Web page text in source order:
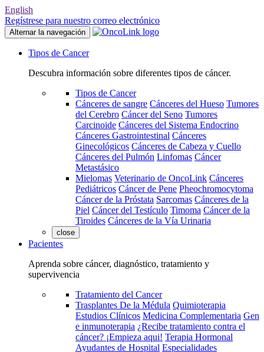
English
Regístrese para nuestro correo electrónico
Alternar la navegación
Tipos de Cancer
Descubra información sobre diferentes tipos de cáncer.
Tipos de Cancer
Cánceres de sangre Cánceres del Hueso Tumores
del Cerebro Cáncer del Seno Tumores
Carcinoide Cánceres del Sistema Endocrino
Cánceres Gastrointestinal Cánceres
Ginecológicos Cánceres de Cabeza y Cuello
Cánceres del Pulmón Linfomas Cáncer
Metastásico
Mielomas Veterinario de OncoLink Cánceres
Pediátricos Cáncer de Pene Pheochromocytoma
Cáncer de la Próstata Sarcomas Cánceres de la
Piel Cáncer del Testículo Timoma Cáncer de la
Tiroides Cánceres de la Vía Urinaria
close
Pacientes
Aprenda sobre cáncer, diagnóstico, tratamiento y
supervivencia
Tratamiento del Cancer
Trasplantes De la Médula Quimioterapia
Estudios Clínicos Medicina Complementaria Gen
e inmunoterapia ¿Recibe tratamiento contra el
cáncer? ¡Empieza aqui! Terapia Hormonal
Ayudantes de Hospital Especialidades